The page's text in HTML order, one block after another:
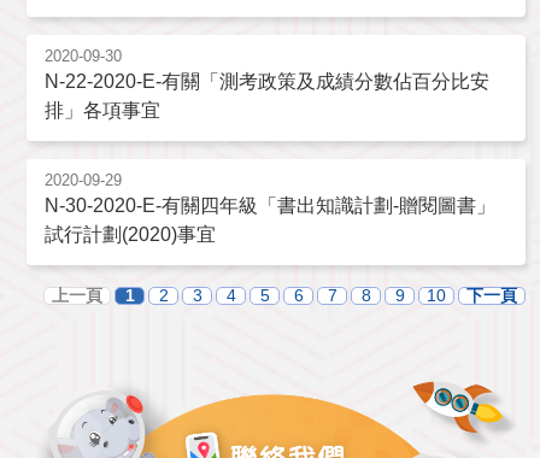
2020-09-30
N-22-2020-E-有關「測考政策及成績分數佔百分比安
排」各項事宜
2020-09-29
N-30-2020-E-有關四年級「書出知識計劃-贈閱圖書」
試行計劃(2020)事宜
上一頁 1 2 3 4 5 6 7 8 9 10 下一頁